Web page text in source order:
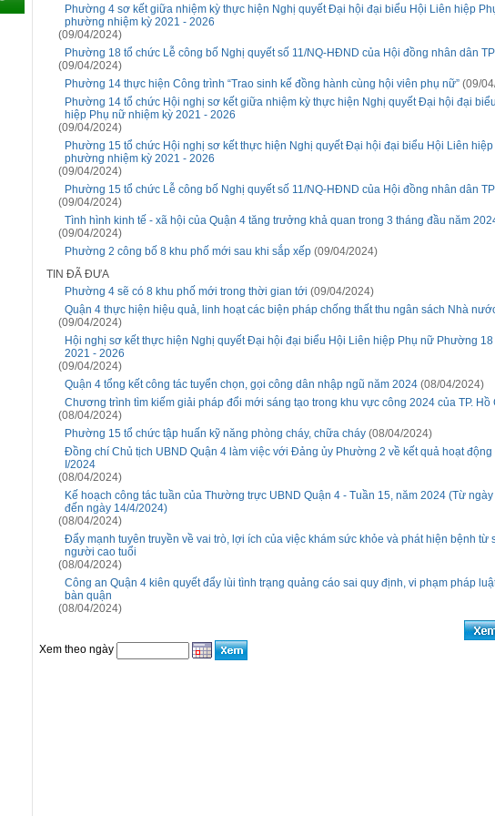
Phường 4 sơ kết giữa nhiệm kỳ thực hiện Nghị quyết Đại hội đại biểu Hội Liên hiệp
phường nhiệm kỳ 2021 - 2026
(09/04/2024)
Phường 18 tổ chức Lễ công bố Nghị quyết số 11/NQ-HĐND của Hội đồng nhân dân
(09/04/2024)
Phường 14 thực hiện Công trình “Trao sinh kế đồng hành cùng hội viên phụ nữ”(09/
Phường 14 tổ chức Hội nghị sơ kết giữa nhiệm kỳ thực hiện Nghị quyết Đại hội đại
hiệp Phụ nữ nhiệm kỳ 2021 - 2026
(09/04/2024)
Phường 15 tổ chức Hội nghị sơ kết thực hiện Nghị quyết Đại hội đại biểu Hội Liên
phường nhiệm kỳ 2021 - 2026
(09/04/2024)
Phường 15 tổ chức Lễ công bố Nghị quyết số 11/NQ-HĐND của Hội đồng nhân dân
(09/04/2024)
Tình hình kinh tế - xã hội của Quận 4 tăng trưởng khả quan trong 3 tháng đầu năm
(09/04/2024)
Phường 2 công bố 8 khu phố mới sau khi sắp xếp(09/04/2024)
TIN ĐÃ ĐƯA
Phường 4 sẽ có 8 khu phố mới trong thời gian tới (09/04/2024)
Quận 4 thực hiện hiệu quả, linh hoạt các biện pháp chống thất thu ngân sách Nhà
(09/04/2024)
Hội nghị sơ kết thực hiện Nghị quyết Đại hội đại biểu Hội Liên hiệp Phụ nữ Phường 18
2021 - 2026
(09/04/2024)
Quận 4 tổng kết công tác tuyển chọn, gọi công dân nhập ngũ năm 2024(08/04/2024)
Chương trình tìm kiếm giải pháp đổi mới sáng tạo trong khu vực công 2024 của TP. Hồ
(08/04/2024)
Phường 15 tổ chức tập huấn kỹ năng phòng cháy, chữa cháy(08/04/2024)
Đồng chí Chủ tịch UBND Quận 4 làm việc với Đảng ủy Phường 2 về kết quả hoạt động
I/2024
(08/04/2024)
Kế hoạch công tác tuần của Thường trực UBND Quận 4 - Tuần 15, năm 2024 (Từ
đến ngày 14/4/2024)
(08/04/2024)
Đẩy mạnh tuyên truyền về vai trò, lợi ích của việc khám sức khỏe và phát hiện bệnh từ
người cao tuổi
(08/04/2024)
Công an Quận 4 kiên quyết đẩy lùi tình trạng quảng cáo sai quy định, vi phạm pháp
bàn quận
(08/04/2024)
Xem theo ngày